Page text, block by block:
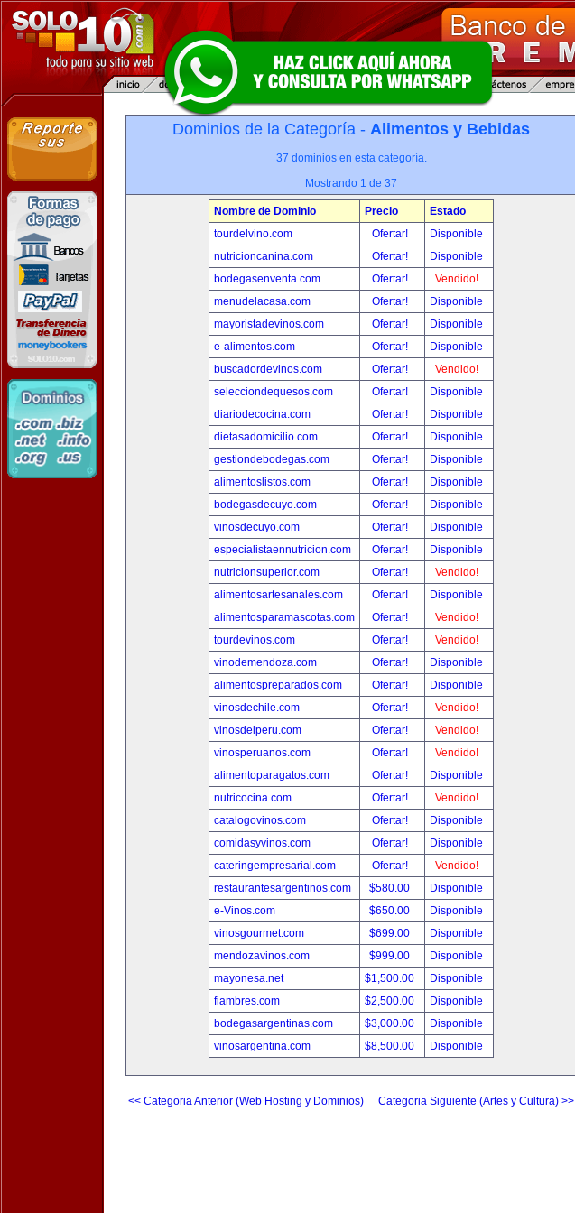
Dominios de la Categoría - Alimentos y Bebidas
37 dominios en esta categoría.
Mostrando 1 de 37
Nombre de Dominio Precio
Estado
tourdelvino.com
Ofertar!
Disponible
nutricioncanina.com
Ofertar!
Disponible
bodegasenventa.com
Ofertar!
Vendido!
menudelacasa.com
Ofertar!
Disponible
mayoristadevinos.com
Ofertar!
Disponible
e-alimentos.com
Ofertar!
Disponible
buscadordevinos.com
Ofertar!
Vendido!
selecciondequesos.com
Ofertar!
Disponible
diariodecocina.com
Ofertar!
Disponible
dietasadomicilio.com
Ofertar!
Disponible
gestiondebodegas.com
Ofertar!
Disponible
alimentoslistos.com
Ofertar!
Disponible
bodegasdecuyo.com
Ofertar!
Disponible
vinosdecuyo.com
Ofertar!
Disponible
especialistaennutricion.com
Ofertar!
Disponible
nutricionsuperior.com
Ofertar!
Vendido!
alimentosartesanales.com
Ofertar!
Disponible
alimentosparamascotas.com
Ofertar!
Vendido!
tourdevinos.com
Ofertar!
Vendido!
vinodemendoza.com
Ofertar!
Disponible
alimentospreparados.com
Ofertar!
Disponible
vinosdechile.com
Ofertar!
Vendido!
vinosdelperu.com
Ofertar!
Vendido!
vinosperuanos.com
Ofertar!
Vendido!
alimentoparagatos.com
Ofertar!
Disponible
nutricocina.com
Ofertar!
Vendido!
catalogovinos.com
Ofertar!
Disponible
comidasyvinos.com
Ofertar!
Disponible
cateringempresarial.com
Ofertar!
Vendido!
restaurantesargentinos.com
$580.00
Disponible
e-Vinos.com
$650.00
Disponible
vinosgourmet.com
$699.00
Disponible
mendozavinos.com
$999.00
Disponible
mayonesa.net
$1,500.00
Disponible
fiambres.com
$2,500.00
Disponible
bodegasargentinas.com
$3,000.00
Disponible
vinosargentina.com
$8,500.00 Disponible
<< Categoria Anterior (Web Hosting y Dominios) Categoria Siguiente (Artes y Cultura) >>